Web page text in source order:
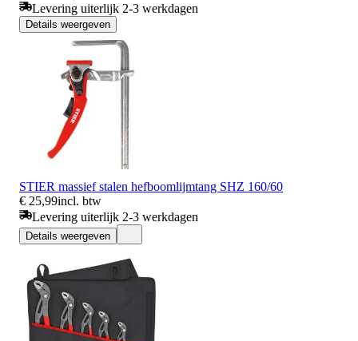
Levering uiterlijk 2-3 werkdagen
Details weergeven
STIER massief stalen hefboomlijmtang SHZ 160/60
€ 25,99incl. btw
Levering uiterlijk 2-3 werkdagen
Details weergeven